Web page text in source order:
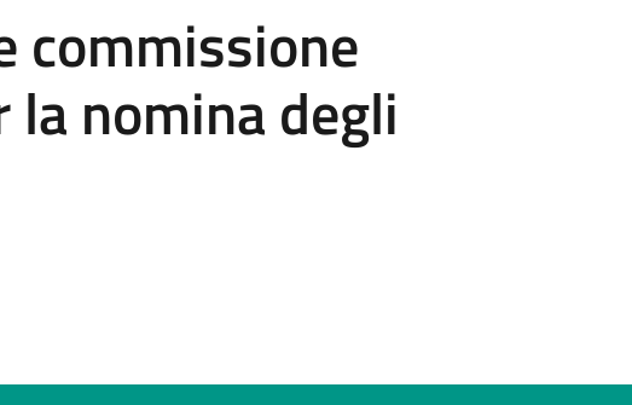
commissione
nomina degli